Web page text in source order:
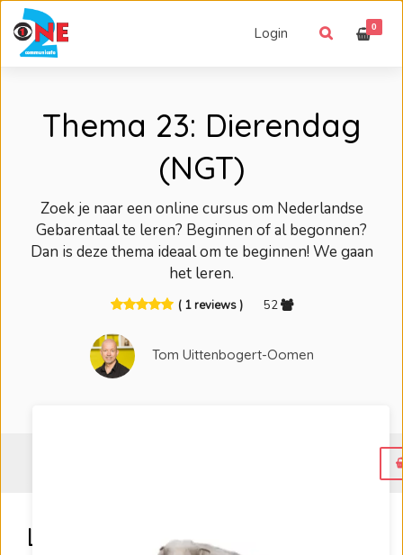
Login 0
Thema 23: Dierendag
(NGT)
Zoek je naar een online cursus om Nederlandse
Gebarentaal te leren? Beginnen of al begonnen?
Dan is deze thema ideaal om te beginnen! We gaan
het leren.
( 1 reviews ) 52
Tom Uittenbogert-Oomen
Leer de Nederlandse